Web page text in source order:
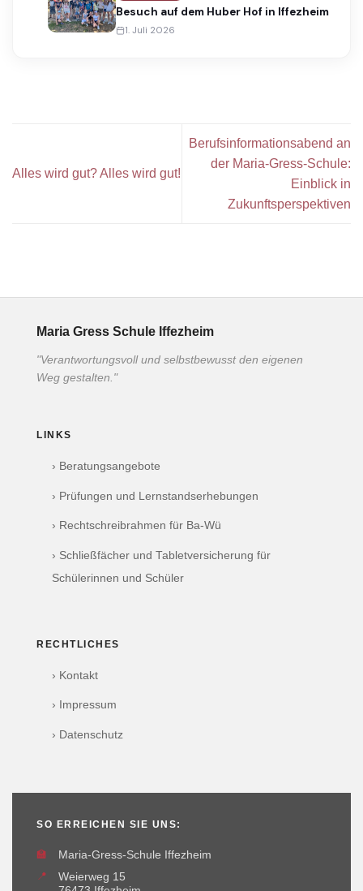
Besuch auf dem Huber Hof in Iffezheim
1. Juli 2026
Alles wird gut? Alles wird gut!
Berufsinformationsabend an
der Maria-Gress-Schule:
Einblick in
Zukunftsperspektiven
Maria Gress Schule Iffezheim
"Verantwortungsvoll und selbstbewusst den eigenen
Weg gestalten."
LINKS
› Beratungsangebote
› Prüfungen und Lernstandserhebungen
› Rechtschreibrahmen für Ba-Wü
› Schließfächer und Tabletversicherung für
Schülerinnen und Schüler
RECHTLICHES
› Kontakt
› Impressum
› Datenschutz
SO ERREICHEN SIE UNS:
🏫
Maria-Gress-Schule Iffezheim
📍
Weierweg 15